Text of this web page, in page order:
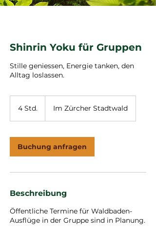
Shinrin Yoku für Gruppen
Stille geniessen, Energie tanken, den
Alltag loslassen.
4 Std.
d
.
Im Zürcher Stadtwald
Buchung anfragen
Beschreibung
Öffentliche Termine für Waldbaden-
Ausflüge in der Gruppe sind in Planung.